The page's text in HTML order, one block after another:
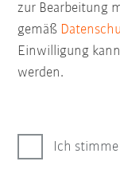
zur Bearbeitung
gemäß
Einwilligung
werden.
Ich